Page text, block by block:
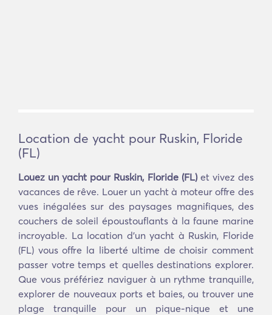
Location de yacht pour Ruskin, Floride
(FL)
Louez un yacht pour Ruskin, Floride (FL)et vivez des
vacances de rêve. Louer un yacht à moteur offre des
vues inégalées sur des paysages magnifiques, des
couchers de soleil époustouflants à la faune marine
incroyable. La location d'un yacht à Ruskin, Floride
(FL) vous offre la liberté ultime de choisir comment
passer votre temps et quelles destinations explorer.
Que vous préfériez naviguer à un rythme tranquille,
explorer de nouveaux ports et baies, ou trouver une
plage tranquille pour un pique-nique et une